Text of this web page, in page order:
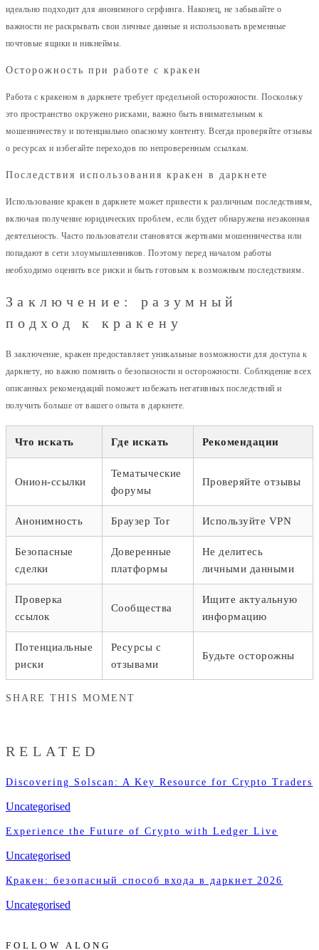
идеально подходит для анонимного серфинга. Наконец, не забывайте о
важности не раскрывать свои личные данные и использовать временные
почтовые ящики и никнеймы.
Осторожность при работе с кракен
Работа с кракеном в даркнете требует предельной осторожности. Поскольку
это пространство окружено рисками, важно быть внимательным к
мошенничеству и потенциально опасному контенту. Всегда проверяйте отзывы
о ресурсах и избегайте переходов по непроверенным ссылкам.
Последствия использования кракен в даркнете
Использование кракен в даркнете может привести к различным последствиям,
включая получение юридических проблем, если будет обнаружена незаконная
деятельность. Часто пользователи становятся жертвами мошенничества или
попадают в сети злоумышленников. Поэтому перед началом работы
необходимо оценить все риски и быть готовым к возможным последствиям.
Заключение: разумный
подход к кракену
В заключение, кракен предоставляет уникальные возможности для доступа к
даркнету, но важно помнить о безопасности и осторожности. Соблюдение всех
описанных рекомендаций поможет избежать негативных последствий и
получить больше от вашего опыта в даркнете.
Что искать Где искать Рекомендации
Онион-ссылки
Тематыческие
форумы
Проверяйте отзывы
Анонимность Браузер Tor Используйте VPN
Безопасные
сделки
Доверенные
платформы
Не делитесь
личными данными
Проверка
ссылок
Сообщества
Ищите актуальную
информацию
Потенциальные
риски
Ресурсы с
отзывами
Будьте осторожны
SHARE THIS MOMENT
RELATED
Discovering Solscan: A Key Resource for Crypto Traders
Uncategorised
Experience the Future of Crypto with Ledger Live
Uncategorised
Кракен: безопасный способ входа в даркнет 2026
Uncategorised
FOLLOW ALONG